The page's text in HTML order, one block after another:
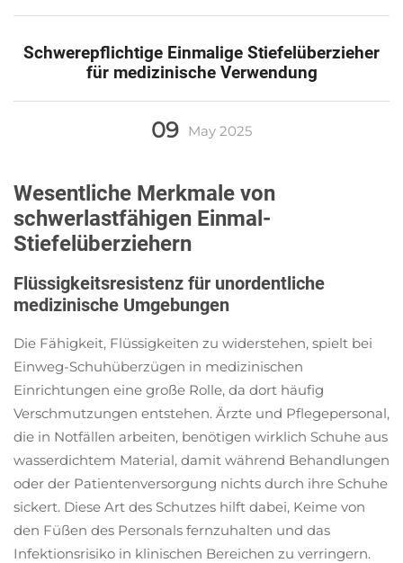
Schwerepflichtige Einmalige Stiefelüberzieher
für medizinische Verwendung
09 May 2025
Wesentliche Merkmale von
schwerlastfähigen Einmal-
Stiefelüberziehern
Flüssigkeitsresistenz für unordentliche
medizinische Umgebungen
Die Fähigkeit, Flüssigkeiten zu widerstehen, spielt bei
Einweg-Schuhüberzügen in medizinischen
Einrichtungen eine große Rolle, da dort häufig
Verschmutzungen entstehen. Ärzte und Pflegepersonal,
die in Notfällen arbeiten, benötigen wirklich Schuhe aus
wasserdichtem Material, damit während Behandlungen
oder der Patientenversorgung nichts durch ihre Schuhe
sickert. Diese Art des Schutzes hilft dabei, Keime von
den Füßen des Personals fernzuhalten und das
Infektionsrisiko in klinischen Bereichen zu verringern.